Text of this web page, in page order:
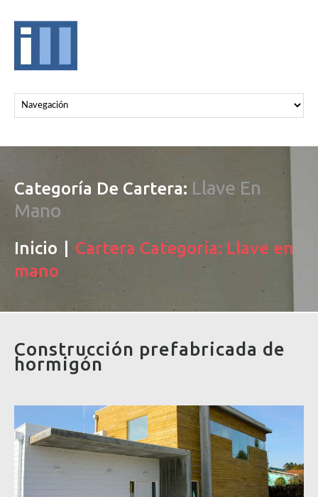
Categoría De Cartera: Llave En
Mano
Inicio
Cartera Categoría: Llave en
mano
Construcción prefabricada de
hormigón